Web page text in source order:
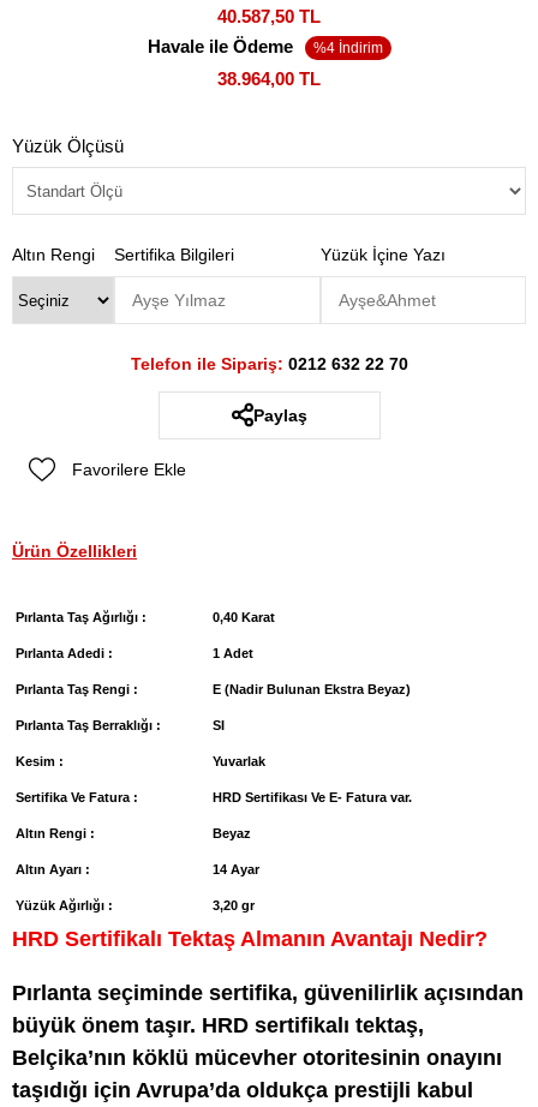
40.587,50 TL
Havale ile Ödeme
38.964,00 TL
Yüzük Ölçüsü
Altın Rengi Sertifika Bilgileri Yüzük İçine Yazı
Telefon ile Sipariş: 0212 632 22 70
Paylaş
Favorilere Ekle
Ürün Özellikleri
Pırlanta Taş Ağırlığı : 0,40 Karat
Pırlanta Adedi : 1 Adet
Pırlanta Taş Rengi : E (Nadir Bulunan Ekstra Beyaz)
Pırlanta Taş Berraklığı : SI
Kesim : Yuvarlak
Sertifika Ve Fatura : HRD Sertifikası Ve E- Fatura var.
Altın Rengi : Beyaz
Altın Ayarı : 14 Ayar
Yüzük Ağırlığı : 3,20 gr
HRD Sertifikalı Tektaş Almanın Avantajı Nedir?
Pırlanta seçiminde sertifika, güvenilirlik açısından
büyük önem taşır. HRD sertifikalı tektaş,
Belçika’nın köklü mücevher otoritesinin onayını
taşıdığı için Avrupa’da oldukça prestijli kabul